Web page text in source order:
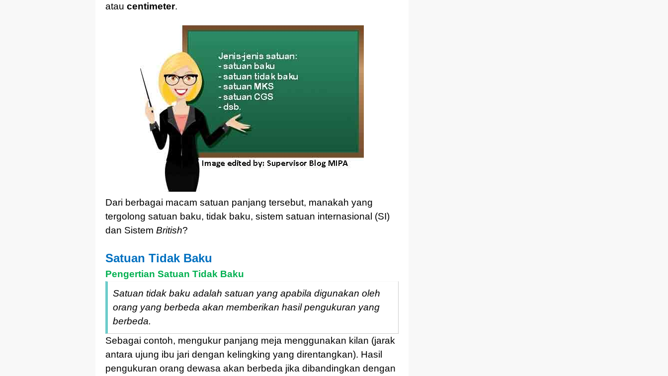
atau centimeter.
Dari berbagai macam satuan panjang tersebut, manakah yang
tergolong satuan baku, tidak baku, sistem satuan internasional (SI)
dan Sistem British?
Satuan Tidak Baku
Pengertian Satuan Tidak Baku
Satuan tidak baku adalah satuan yang apabila digunakan oleh
orang yang berbeda akan memberikan hasil pengukuran yang
berbeda.
Sebagai contoh, mengukur panjang meja menggunakan kilan (jarak
antara ujung ibu jari dengan kelingking yang direntangkan). Hasil
pengukuran orang dewasa akan berbeda jika dibandingkan dengan